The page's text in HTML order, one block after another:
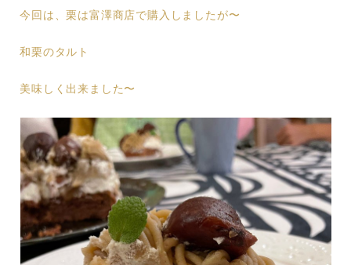
今回は、栗は富澤商店で購入しましたが〜
和栗のタルト
美味しく出来ました〜